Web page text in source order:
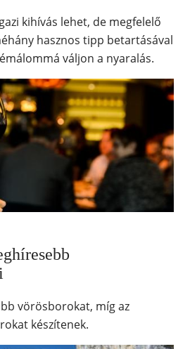
kihívás lehet, de megfelelő
hasznos tipp betartásával
váljon a nyaralás.
vörösborokat, míg az
készítenek.